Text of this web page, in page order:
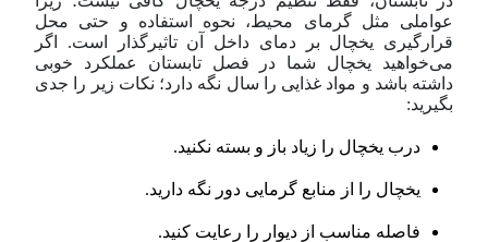
عواملی مثل گرمای محیط، نحوه استفاده و حتی محل
قرارگیری یخچال بر دمای داخل آن تاثیرگذار است. اگر
می‌خواهید یخچال شما در فصل تابستان عملکرد خوبی
داشته باشد و مواد غذایی را سال نگه دارد؛ نکات زیر را جدی
بگیرید:
درب یخچال را زیاد باز و بسته نکنید.
یخچال را از منابع گرمایی دور نگه دارید.
فاصله مناسب از دیوار را رعایت کنید.